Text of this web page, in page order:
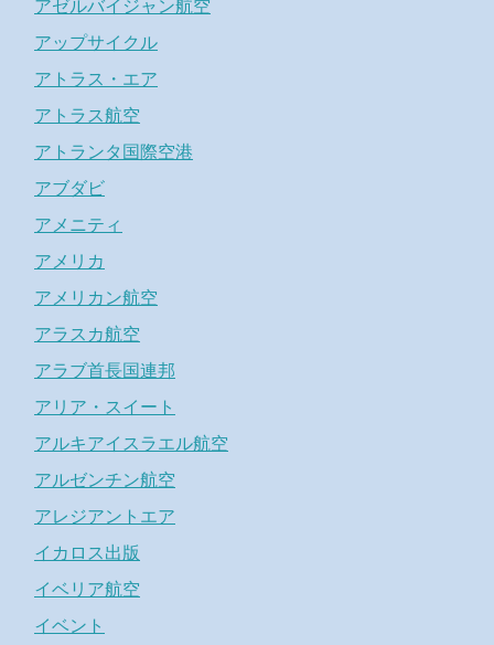
アゼルバイジャン航空
アップサイクル
アトラス・エア
アトラス航空
アトランタ国際空港
アブダビ
アメニティ
アメリカ
アメリカン航空
アラスカ航空
アラブ首長国連邦
アリア・スイート
アルキアイスラエル航空
アルゼンチン航空
アレジアントエア
イカロス出版
イベリア航空
イベント